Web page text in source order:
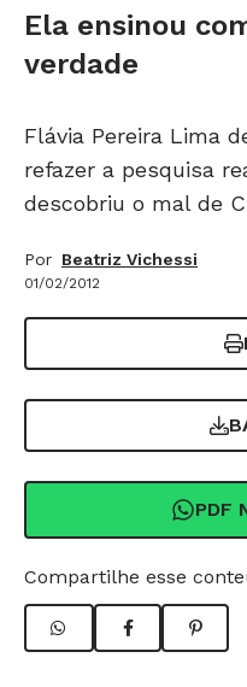
Ela ensinou
verdade
Flávia Pereira Lima
refazer a pesquisa
descobriu o mal de
Por Beatriz Vichessi
01/02/2012
PDF
Compartilhe esse